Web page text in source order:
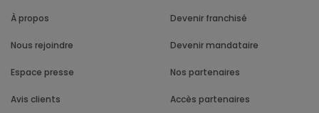
À propos
Nous rejoindre
Espace presse
Avis clients
Devenir franchisé
Devenir mandataire
Nos partenaires
Accès partenaires